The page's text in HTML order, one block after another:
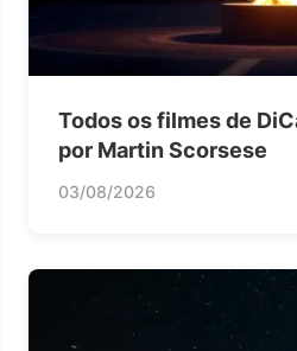
Todos os filmes de
por Martin Scorsese
03/08/2026